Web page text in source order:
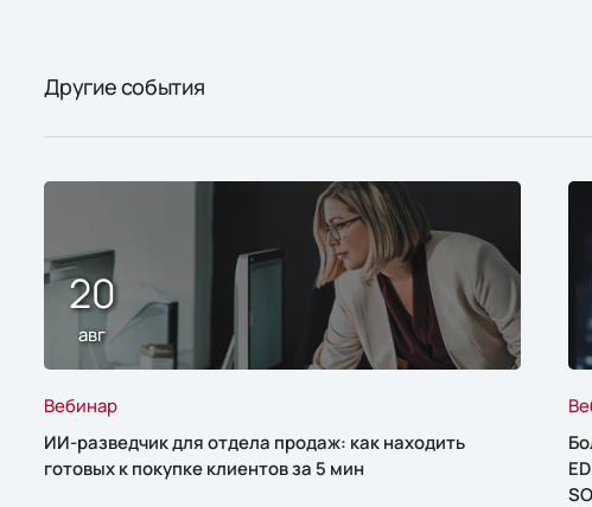
Другие события
20
авг
Вебинар
ИИ-разведчик для отдела продаж: как находить
готовых к покупке клиентов за 5 мин